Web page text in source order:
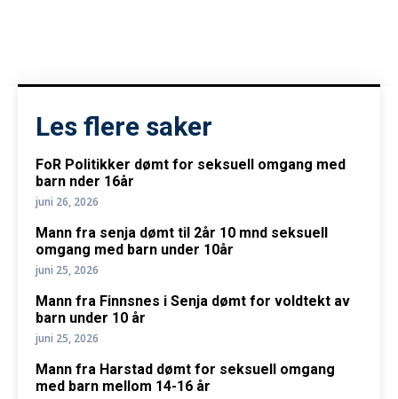
Les flere saker
FoR Politikker dømt for seksuell omgang med
barn nder 16år
juni 26, 2026
Mann fra senja dømt til 2år 10 mnd seksuell
omgang med barn under 10år
juni 25, 2026
Mann fra Finnsnes i Senja dømt for voldtekt av
barn under 10 år
juni 25, 2026
Mann fra Harstad dømt for seksuell omgang
med barn mellom 14-16 år